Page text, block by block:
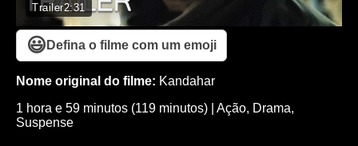
Trailer2:31
😃 Defina o filme com um emoji
Nome original do filme: Kandahar
1 hora e 59 minutos (119 minutos)
Ação, Drama,
Suspense